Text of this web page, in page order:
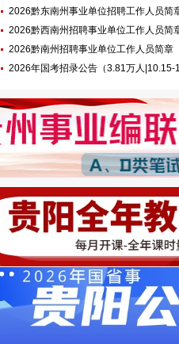
2026黔东南州事业单位招聘工作人员简
名|3.28-29笔试）
2026黔西南州招聘事业单位工作人员简
名|3.28-29笔试）
2026黔南州招聘事业单位工作人员简章
29笔试）
2026年国考招录公告（3.81万人|10.15-